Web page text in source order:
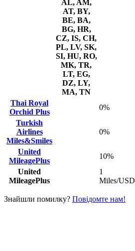
AL, AM,
AT, BY,
BE, BA,
BG, HR,
CZ, IS, CH,
PL, LV, SK,
SI, HU, RO,
MK, TR,
LT, EG,
DZ, LY,
MA, TN
Thai Royal
Orchid Plus
0%
Turkish
Airlines
Miles&Smiles
0%
United
MileagePlus
10%
United
MileagePlus
1
Miles/USD
Знайшли помилку? Повідомте нам!